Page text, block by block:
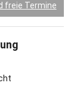
freie Termine